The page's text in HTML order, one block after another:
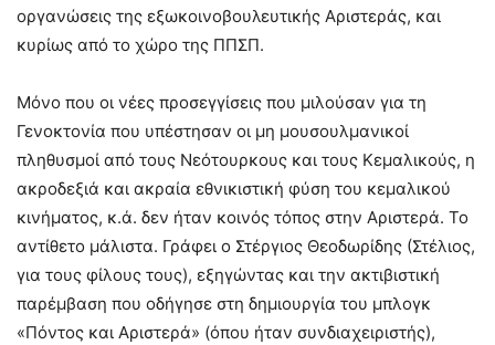
οργανώσεις της εξωκοινοβουλευτικής Αριστεράς, και
κυρίως από το χώρο της ΠΠΣΠ.
Μόνο που οι νέες προσεγγίσεις που μιλούσαν για τη
Γενοκτονία που υπέστησαν οι μη μουσουλμανικοί
πληθυσμοί από τους Νεότουρκους και τους Κεμαλικούς, η
ακροδεξιά και ακραία εθνικιστική φύση του κεμαλικού
κινήματος, κ.ά. δεν ήταν κοινός τόπος στην Αριστερά. Το
αντίθετο μάλιστα. Γράφει ο Στέργιος Θεοδωρίδης (Στέλιος,
για τους φίλους τους), εξηγώντας και την ακτιβιστική
παρέμβαση που οδήγησε στη δημιουργία του μπλογκ
«Πόντος και Αριστερά» (όπου ήταν συνδιαχειριστής),